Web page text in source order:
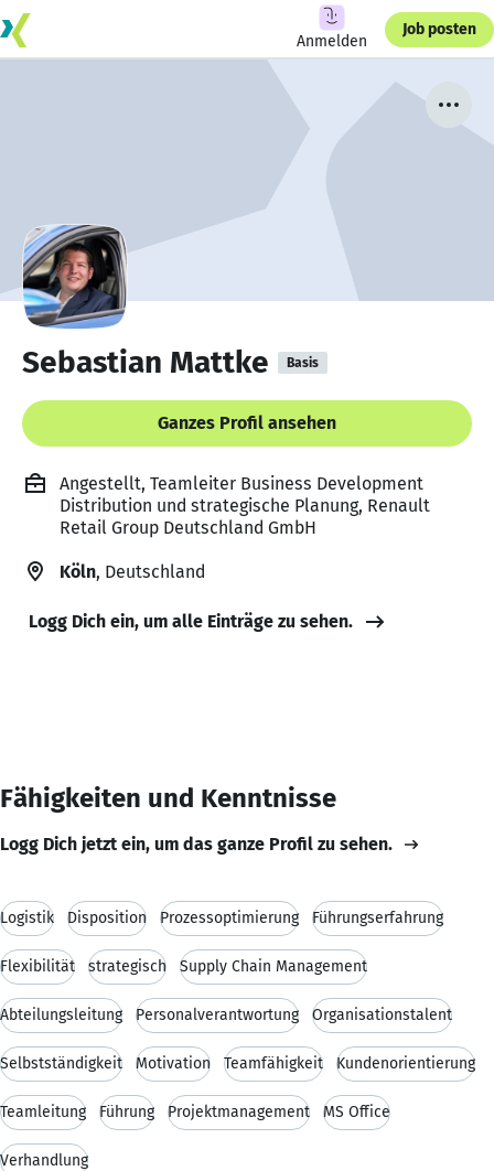
Anmelden
Job posten
Sebastian Mattke Basis
Ganzes Profil ansehen
Angestellt, Teamleiter Business Development
Distribution und strategische Planung, Renault
Retail Group Deutschland GmbH
Köln, Deutschland
Logg Dich ein, um alle Einträge zu sehen.
Fähigkeiten und Kenntnisse
Logg Dich jetzt ein, um das ganze Profil zu sehen.
Logistik Disposition Prozessoptimierung Führungserfahrung
Flexibilität strategisch Supply Chain Management
Abteilungsleitung Personalverantwortung Organisationstalent
Selbstständigkeit Motivation Teamfähigkeit Kundenorientierung
Teamleitung Führung Projektmanagement MS Office
Verhandlung